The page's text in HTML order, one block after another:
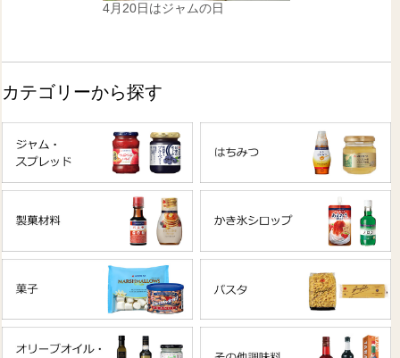
4月20日はジャムの日
カテゴリーから探す